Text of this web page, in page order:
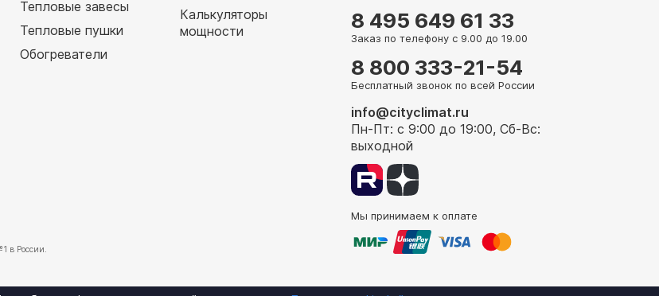
Тепловые завесы
Тепловые пушки
Обогреватели
Калькуляторы
мощности
в России.
8 495 649 61 33
Заказ по телефону с 9.00 до 19.00
8 800 333-21-54
Бесплатный звонок по всей России
info@cityclimat.ru
Пн-Пт: с 9:00 до 19:00, Сб-Вс:
выходной
Мы принимаем к оплате